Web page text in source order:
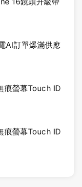
AI訂單爆滿供應
痕螢幕Touch ID
痕螢幕Touch ID